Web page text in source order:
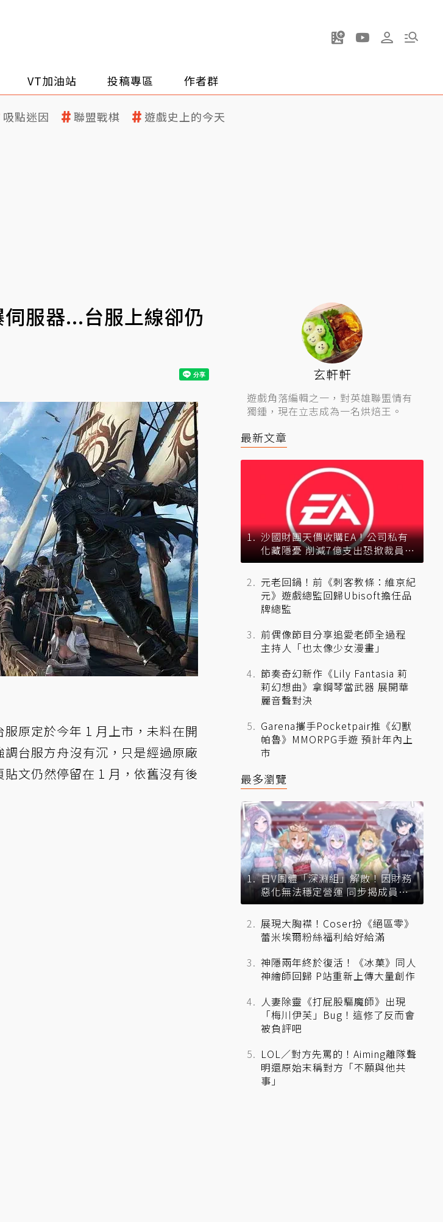
VT加油站 投稿專區 作者群
吸點迷因 聯盟戰棋 遊戲史上的今天
服器...台服上線卻仍
服原定於今年 1 月上市，未料在開
台服方舟沒有沉，只是經過原廠
文仍然停留在 1 月，依舊沒有後
玄軒軒
遊戲角落編輯之一，對英雄聯盟情有
獨鍾，現在立志成為一名烘焙王。
最新文章
沙國財團天價收購EA！公司私有
化藏隱憂 削減7億支出恐掀裁員風
暴？
元老回鍋！前《刺客教條：維京紀
元》遊戲總監回歸Ubisoft擔任品
牌總監
前偶像節目分享追愛老師全過程
主持人「也太像少女漫畫」
節奏奇幻新作《Lily Fantasia 莉
莉幻想曲》拿鋼琴當武器 展開華
麗音聲對決
Garena攜手Pocketpair推《幻獸
帕魯》MMORPG手遊 預計年內上
市
最多瀏覽
日V團體「深淵組」解散！因財務
惡化無法穩定營運 同步揭成員未
來去向
展現大胸襟！Coser扮《絕區零》
蕾米埃爾粉絲福利給好給滿
神隱兩年終於復活！《冰菓》同人
神繪師回歸 P站重新上傳大量創作
人妻除靈《打屁股驅魔師》出現
「梅川伊芙」Bug！這修了反而會
被負評吧
LOL／對方先罵的！Aiming離隊聲
明還原始末稱對方「不願與他共
事」